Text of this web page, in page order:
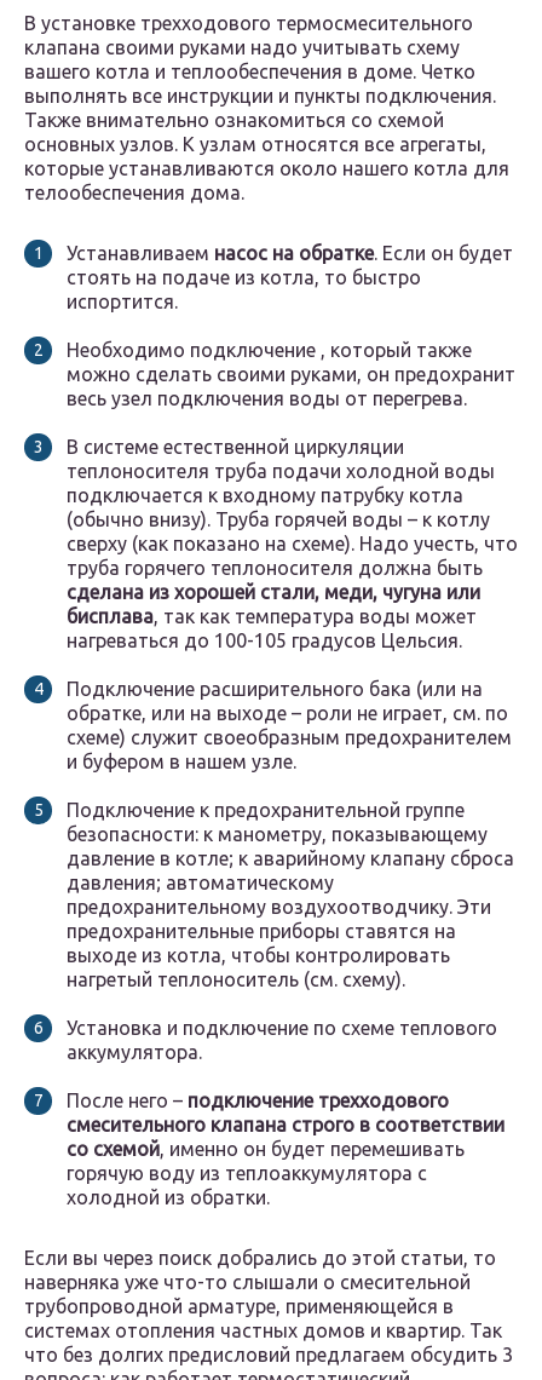
В установке трехходового термосмесительного
клапана своими руками надо учитывать схему
вашего котла и теплообеспечения в доме. Четко
выполнять все инструкции и пункты подключения.
Также внимательно ознакомиться со схемой
основных узлов. К узлам относятся все агрегаты,
которые устанавливаются около нашего котла для
телообеспечения дома.
Устанавливаем насос на обратке. Если он будет
стоять на подаче из котла, то быстро
испортится.
Необходимо подключение , который также
можно сделать своими руками, он предохранит
весь узел подключения воды от перегрева.
В системе естественной циркуляции
теплоносителя труба подачи холодной воды
подключается к входному патрубку котла
(обычно внизу). Труба горячей воды – к котлу
сверху (как показано на схеме). Надо учесть, что
труба горячего теплоносителя должна быть
сделана из хорошей стали, меди, чугуна или
бисплава, так как температура воды может
нагреваться до 100-105 градусов Цельсия.
Подключение расширительного бака (или на
обратке, или на выходе – роли не играет, см. по
схеме) служит своеобразным предохранителем
и буфером в нашем узле.
Подключение к предохранительной группе
безопасности: к манометру, показывающему
давление в котле; к аварийному клапану сброса
давления; автоматическому
предохранительному воздухоотводчику. Эти
предохранительные приборы ставятся на
выходе из котла, чтобы контролировать
нагретый теплоноситель (см. схему).
Установка и подключение по схеме теплового
аккумулятора.
После него – подключение трехходового
смесительного клапана строго в соответствии
со схемой, именно он будет перемешивать
горячую воду из теплоаккумулятора с
холодной из обратки.
Если вы через поиск добрались до этой статьи, то
наверняка уже что-то слышали о смесительной
трубопроводной арматуре, применяющейся в
системах отопления частных домов и квартир. Так
что без долгих предисловий предлагаем обсудить 3